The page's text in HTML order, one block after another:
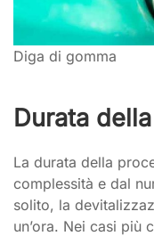
Diga di gomma
Durata
La durata della
complessità e dal
solito, la
un’ora. Nei casi più